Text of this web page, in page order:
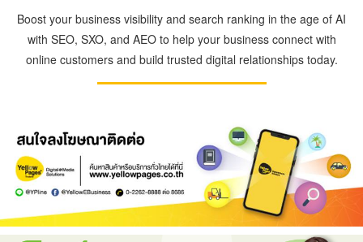
Boost your business visibility and search ranking in the age of AI
with SEO, SXO, and AEO to help your business connect with
online customers and build trusted digital relationships today.